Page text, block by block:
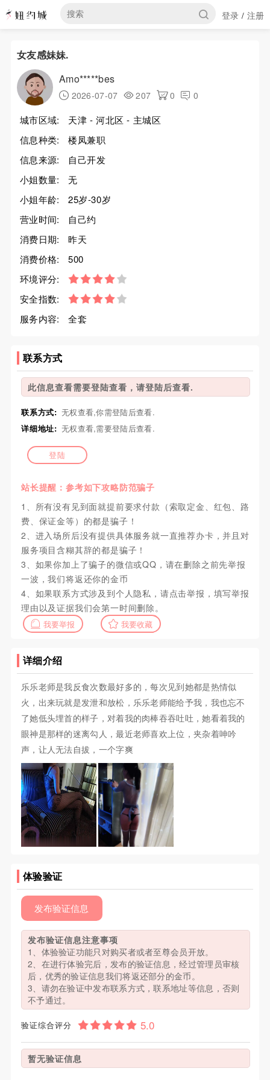
登录 / 注册
女友感妹妹.
Amo*****bes
2026-07-07 207 0 0
城市区域:
天津 - 河北区 - 主城区
信息种类:
楼凤兼职
信息来源:
自己开发
小姐数量:
无
小姐年龄:
25岁-30岁
营业时间:
自己约
消费日期:
昨天
消费价格:
500
环境评分:
安全指数:
服务内容:
全套
联系方式
此信息查看需要登陆查看，请登陆后查看.
联系方式: 无权查看,你需登陆后查看.
详细地址: 无权查看,需要登陆后查看.
登陆
站长提醒：参考如下攻略防范骗子
1、所有没有见到面就提前要求付款（索取定金、红包、路
费、保证金等）的都是骗子！
2、进入场所后没有提供具体服务就一直推荐办卡，并且对
服务项目含糊其辞的都是骗子！
3、如果你加上了骗子的微信或QQ，请在删除之前先举报
一波，我们将返还你的金币
4、如果联系方式涉及到个人隐私，请点击举报，填写举报
理由以及证据我们会第一时间删除。
我要举报 我要收藏
详细介绍
乐乐老师是我反食次数最好多的，每次见到她都是热情似
火，出来玩就是发泄和放松，乐乐老师能给予我，我也忘不
了她低头埋首的样子，对着我的肉棒吞吞吐吐，她看着我的
眼神是那样的迷离勾人，最近老师喜欢上位，夹杂着呻吟
声，让人无法自拔，一个字爽
体验验证
发布验证信息
发布验证信息注意事项
1、体验验证功能只对购买者或者至尊会员开放。
2、在进行体验完后，发布的验证信息，经过管理员审核
后，优秀的验证信息我们将返还部分的金币。
3、请勿在验证中发布联系方式，联系地址等信息，否则
不予通过。
验证综合评分
暂无验证信息